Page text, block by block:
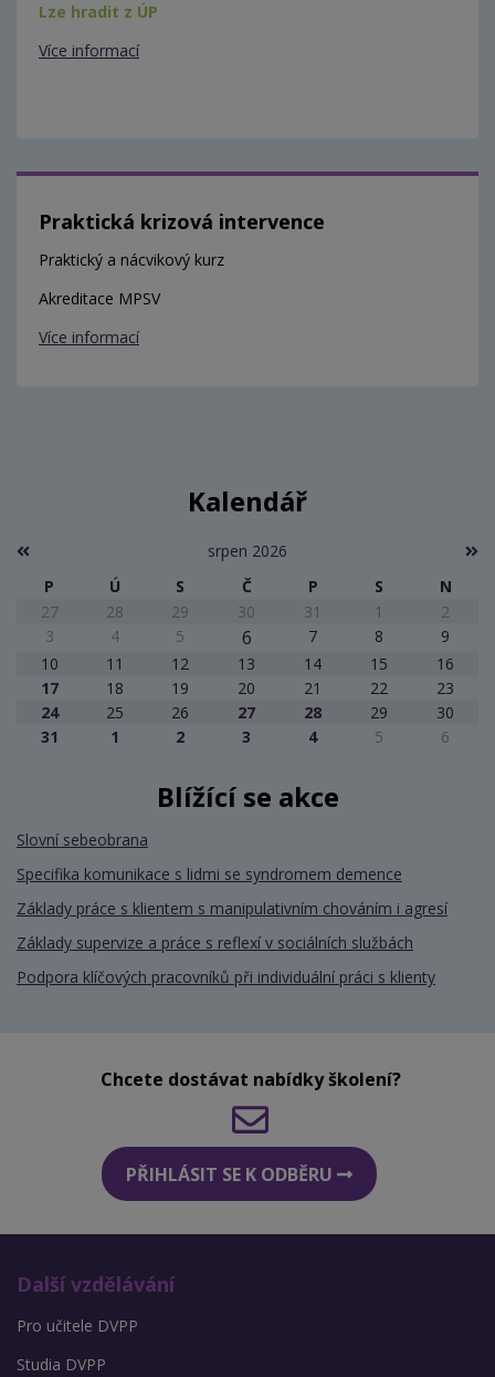
Lze hradit z ÚP
Více informací
Praktická krizová intervence
Praktický a nácvikový kurz
Akreditace MPSV
Více informací
Kalendář
srpen 2026
P
Ú S Č P S
N
27
28 29 30 31 1
2
3
4 5 6 7 8
9
10
11 12 13 14 15
16
17
18 19 20 21 22
23
24
25 26 27 28 29
30
31
1 2 3 4 5 6
Blížící se akce
Slovní sebeobrana
Specifika komunikace s lidmi se syndromem demence
Základy práce s klientem s manipulativním chováním i agresí
Základy supervize a práce s reflexí v sociálních službách
Podpora klíčových pracovníků při individuální práci s klienty
Chcete dostávat nabídky školení?
PŘIHLÁSIT SE K ODBĚRU
Další vzdělávání
Pro učitele DVPP
Studia DVPP